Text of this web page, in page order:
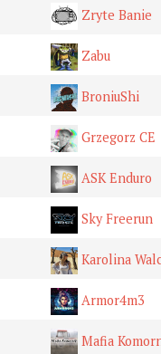
Zryte Banie
Zabu
BroniuShi
Grzegorz CE
ASK Enduro
Sky Freerun
Karolina
Armor4m3
Mafia